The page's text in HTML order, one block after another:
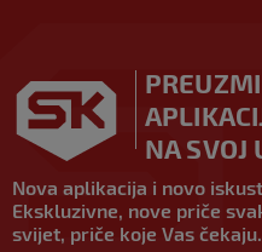
PREUZMI
NA SVOJ
Nova aplikacija i novo
Ekskluzivne, nove priče
svijet, priče koje Vas čekaju.